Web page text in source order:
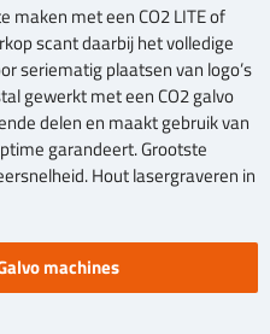
maken met een CO2 LITE of
scant daarbij het volledige
seriematig plaatsen van logo’s
gewerkt met een CO2 galvo
delen en maakt gebruik van
garandeert. Grootste
Hout lasergraveren in
machines